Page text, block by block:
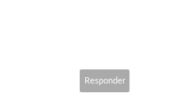
Responder